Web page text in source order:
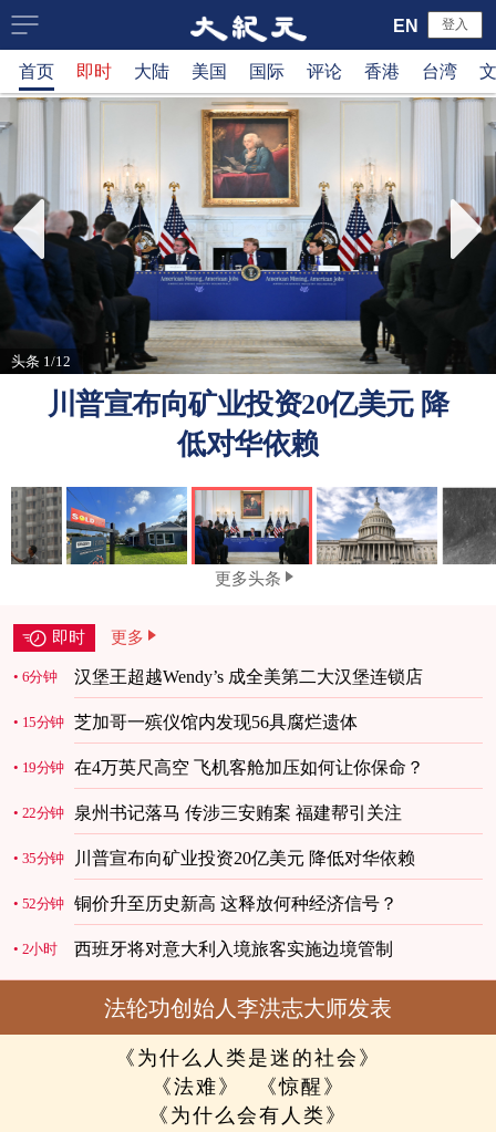
大
纪
元
新
闻
网
登入
EN
首页 即时 大陆 美国 国际 评论 香港 台湾
头条 1/12
川普宣布向矿业投资20亿美元 降
低对华依赖
更多头条
即时 更多
6分钟 汉堡王超越Wendy’s 成全美第二大汉堡连锁店
15分钟 芝加哥一殡仪馆内发现56具腐烂遗体
19分钟 在4万英尺高空 飞机客舱加压如何让你保命？
22分钟 泉州书记落马 传涉三安贿案 福建帮引关注
35分钟 川普宣布向矿业投资20亿美元 降低对华依赖
52分钟 铜价升至历史新高 这释放何种经济信号？
2小时 西班牙将对意大利入境旅客实施边境管制
法轮功创始人李洪志大师发表
《为什么人类是迷的社会》
《法难》
《惊醒》
《为什么会有人类》